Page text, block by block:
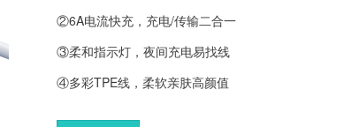
②6A电流快充，充电/传输二合一
③柔和指示灯，夜间充电易找线
④多彩TPE线，柔软亲肤高颜值